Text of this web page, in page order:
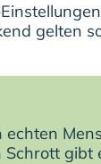
gelten
gibt